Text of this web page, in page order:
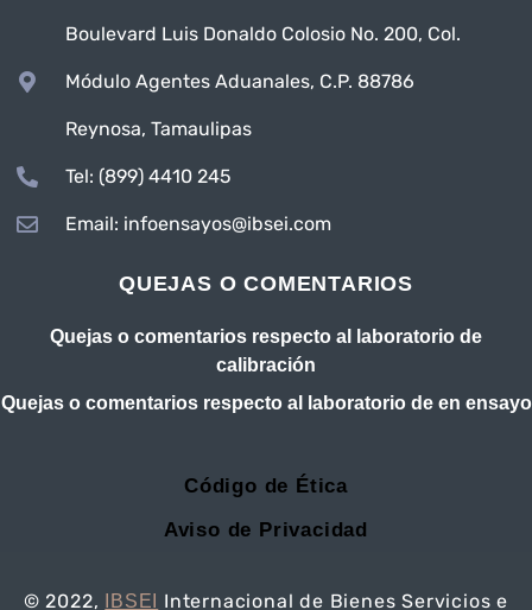
Boulevard Luis Donaldo Colosio No. 200, Col.
Módulo Agentes Aduanales, C.P. 88786
Reynosa, Tamaulipas
Tel: (899) 4410 245
Email: infoensayos@ibsei.com
QUEJAS O COMENTARIOS
Quejas o comentarios respecto al laboratorio de
calibración
Quejas o comentarios respecto al laboratorio de en ensayo
Código de Ética
Aviso de Privacidad
© 2022, IBSEI Internacional de Bienes Servicios e